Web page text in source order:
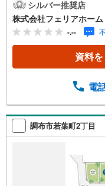
スメーカーにて
店は、土地・新
広い物件を取り
やご売却をご検
予約で当日見
をクリック（2
お電話でのお
ポイントがもら
ーン」の対象に
する」ボタンか
金と譲渡はでき
シルバー推奨店
株式会社フェリアホー
-.--
資料
電
調布市若葉町2丁目